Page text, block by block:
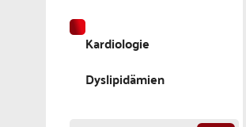
Kardiologie
Dyslipidämien